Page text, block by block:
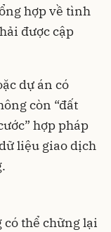
hợp về tình
được cập
dự án có
còn “đất
hợp pháp
liệu giao dịch
thể chững lại